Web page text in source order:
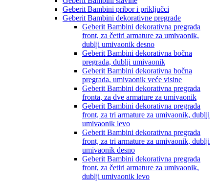
Geberit Bambini pribor i priključci
Geberit Bambini dekorativne pregrade
Geberit Bambini dekorativna pregrada
front, za četiri armature za umivaonik,
dublji umivaonik desno
Geberit Bambini dekorativna bočna
pregrada, dublji umivaonik
Geberit Bambini dekorativna bočna
pregrada, umivaonik veće visine
Geberit Bambini dekorativna pregrada
fronta, za dve armature za umivaonik
Geberit Bambini dekorativna pregrada
front, za tri armature za umivaonik, dublji
umivaonik levo
Geberit Bambini dekorativna pregrada
front, za tri armature za umivaonik, dublji
umivaonik desno
Geberit Bambini dekorativna pregrada
front, za četiri armature za umivaonik,
dublji umivaonik levo